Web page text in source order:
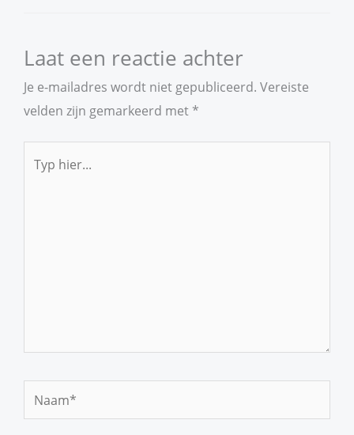
Laat een reactie achter
Je e-mailadres wordt niet gepubliceerd. Vereiste
velden zijn gemarkeerd met *
hier...